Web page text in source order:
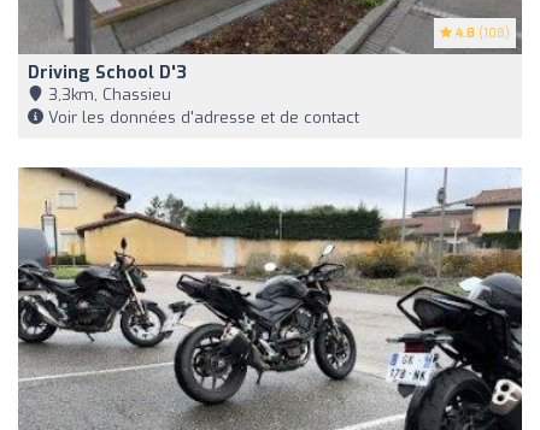
4.8 (108)
Driving School D'3
3,3km, Chassieu
Voir les données d'adresse et de contact